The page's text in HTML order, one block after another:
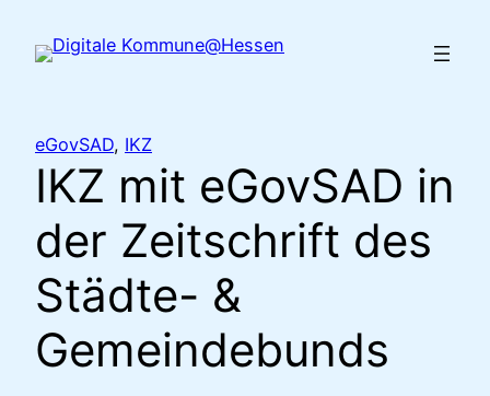
Inhalt
eGovSAD, IKZ
IKZ mit eGovSAD in
der Zeitschrift des
Städte- &
Gemeindebunds